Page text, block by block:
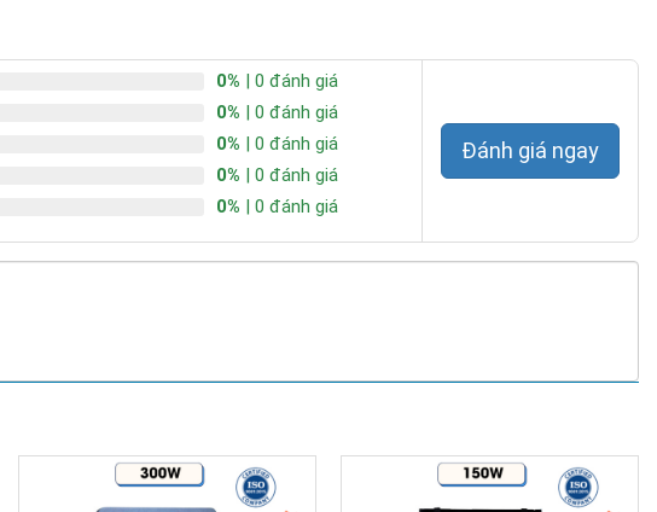
0% | 0 đánh giá
0% | 0 đánh giá
0% | 0 đánh giá
0% | 0 đánh giá
0% | 0 đánh giá
Đánh giá ngay